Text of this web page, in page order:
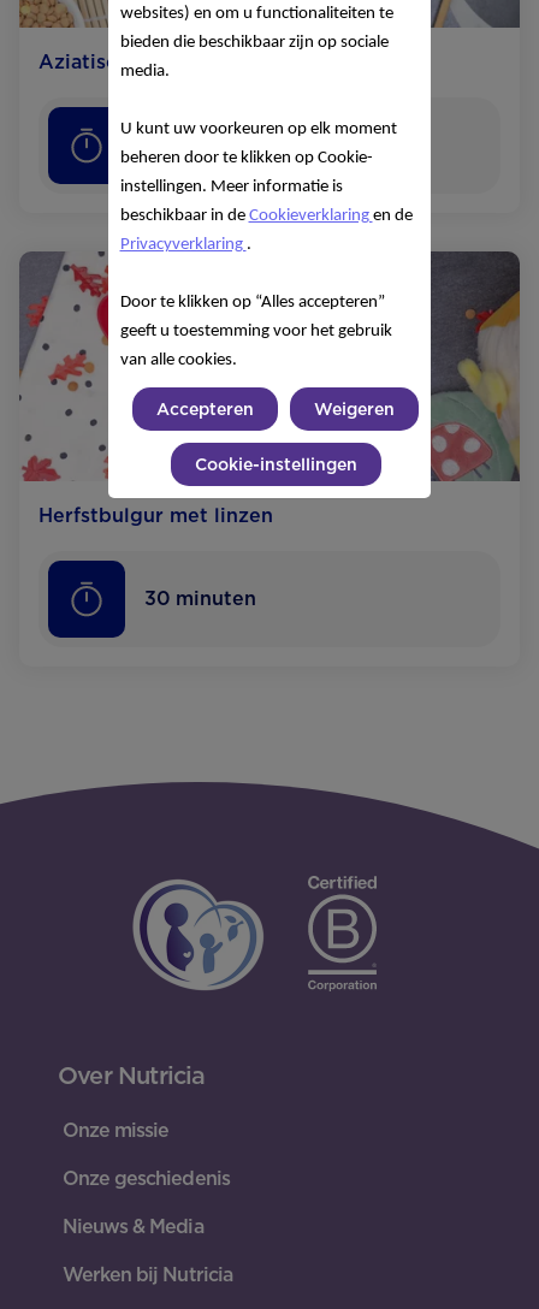
Aziatische linzen quinoa
minuten
Herfstbulgur met linzen
30 minuten
Over Nutricia
Onze missie
Onze geschiedenis
Nieuws & Media
Werken bij Nutricia
websites) en om u functionaliteiten te
bieden die beschikbaar zijn op sociale
media.
U kunt uw voorkeuren op elk moment
beheren door te klikken op Cookie-
instellingen. Meer informatie is
beschikbaar in de Cookieverklaring en de
Privacyverklaring .
Door te klikken op “Alles accepteren”
geeft u toestemming voor het gebruik
van alle cookies.
Accepteren Weigeren
Cookie-instellingen